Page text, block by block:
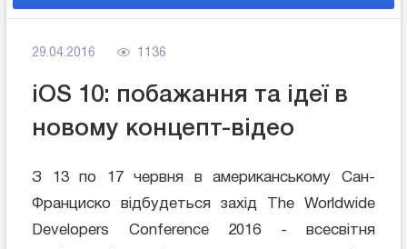
29.04.2016 1136
iOS 10: побажання та ідеї в
новому концепт-відео
З 13 по 17 червня в американському Сан-
Франциско відбудеться захід The Worldwide
Developers Conference 2016 - всесвітня